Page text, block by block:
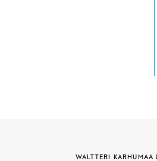
WALTTERI KARHUMAA